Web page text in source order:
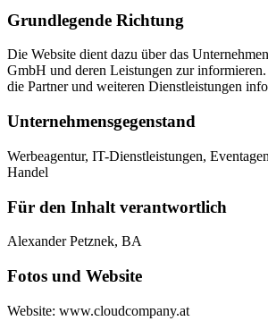
Grundlegende Richtung
Die Website dient dazu über das
GmbH und deren Leistungen zur
die Partner und weiteren Dienstleistungen
Unternehmensgegenstand
Werbeagentur, IT-Dienstleistungen,
Handel
Für den Inhalt verantwortlich
Alexander Petznek, BA
Fotos und Website
Website: www.cloudcompany.at